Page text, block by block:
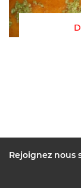
Rejoignez nous